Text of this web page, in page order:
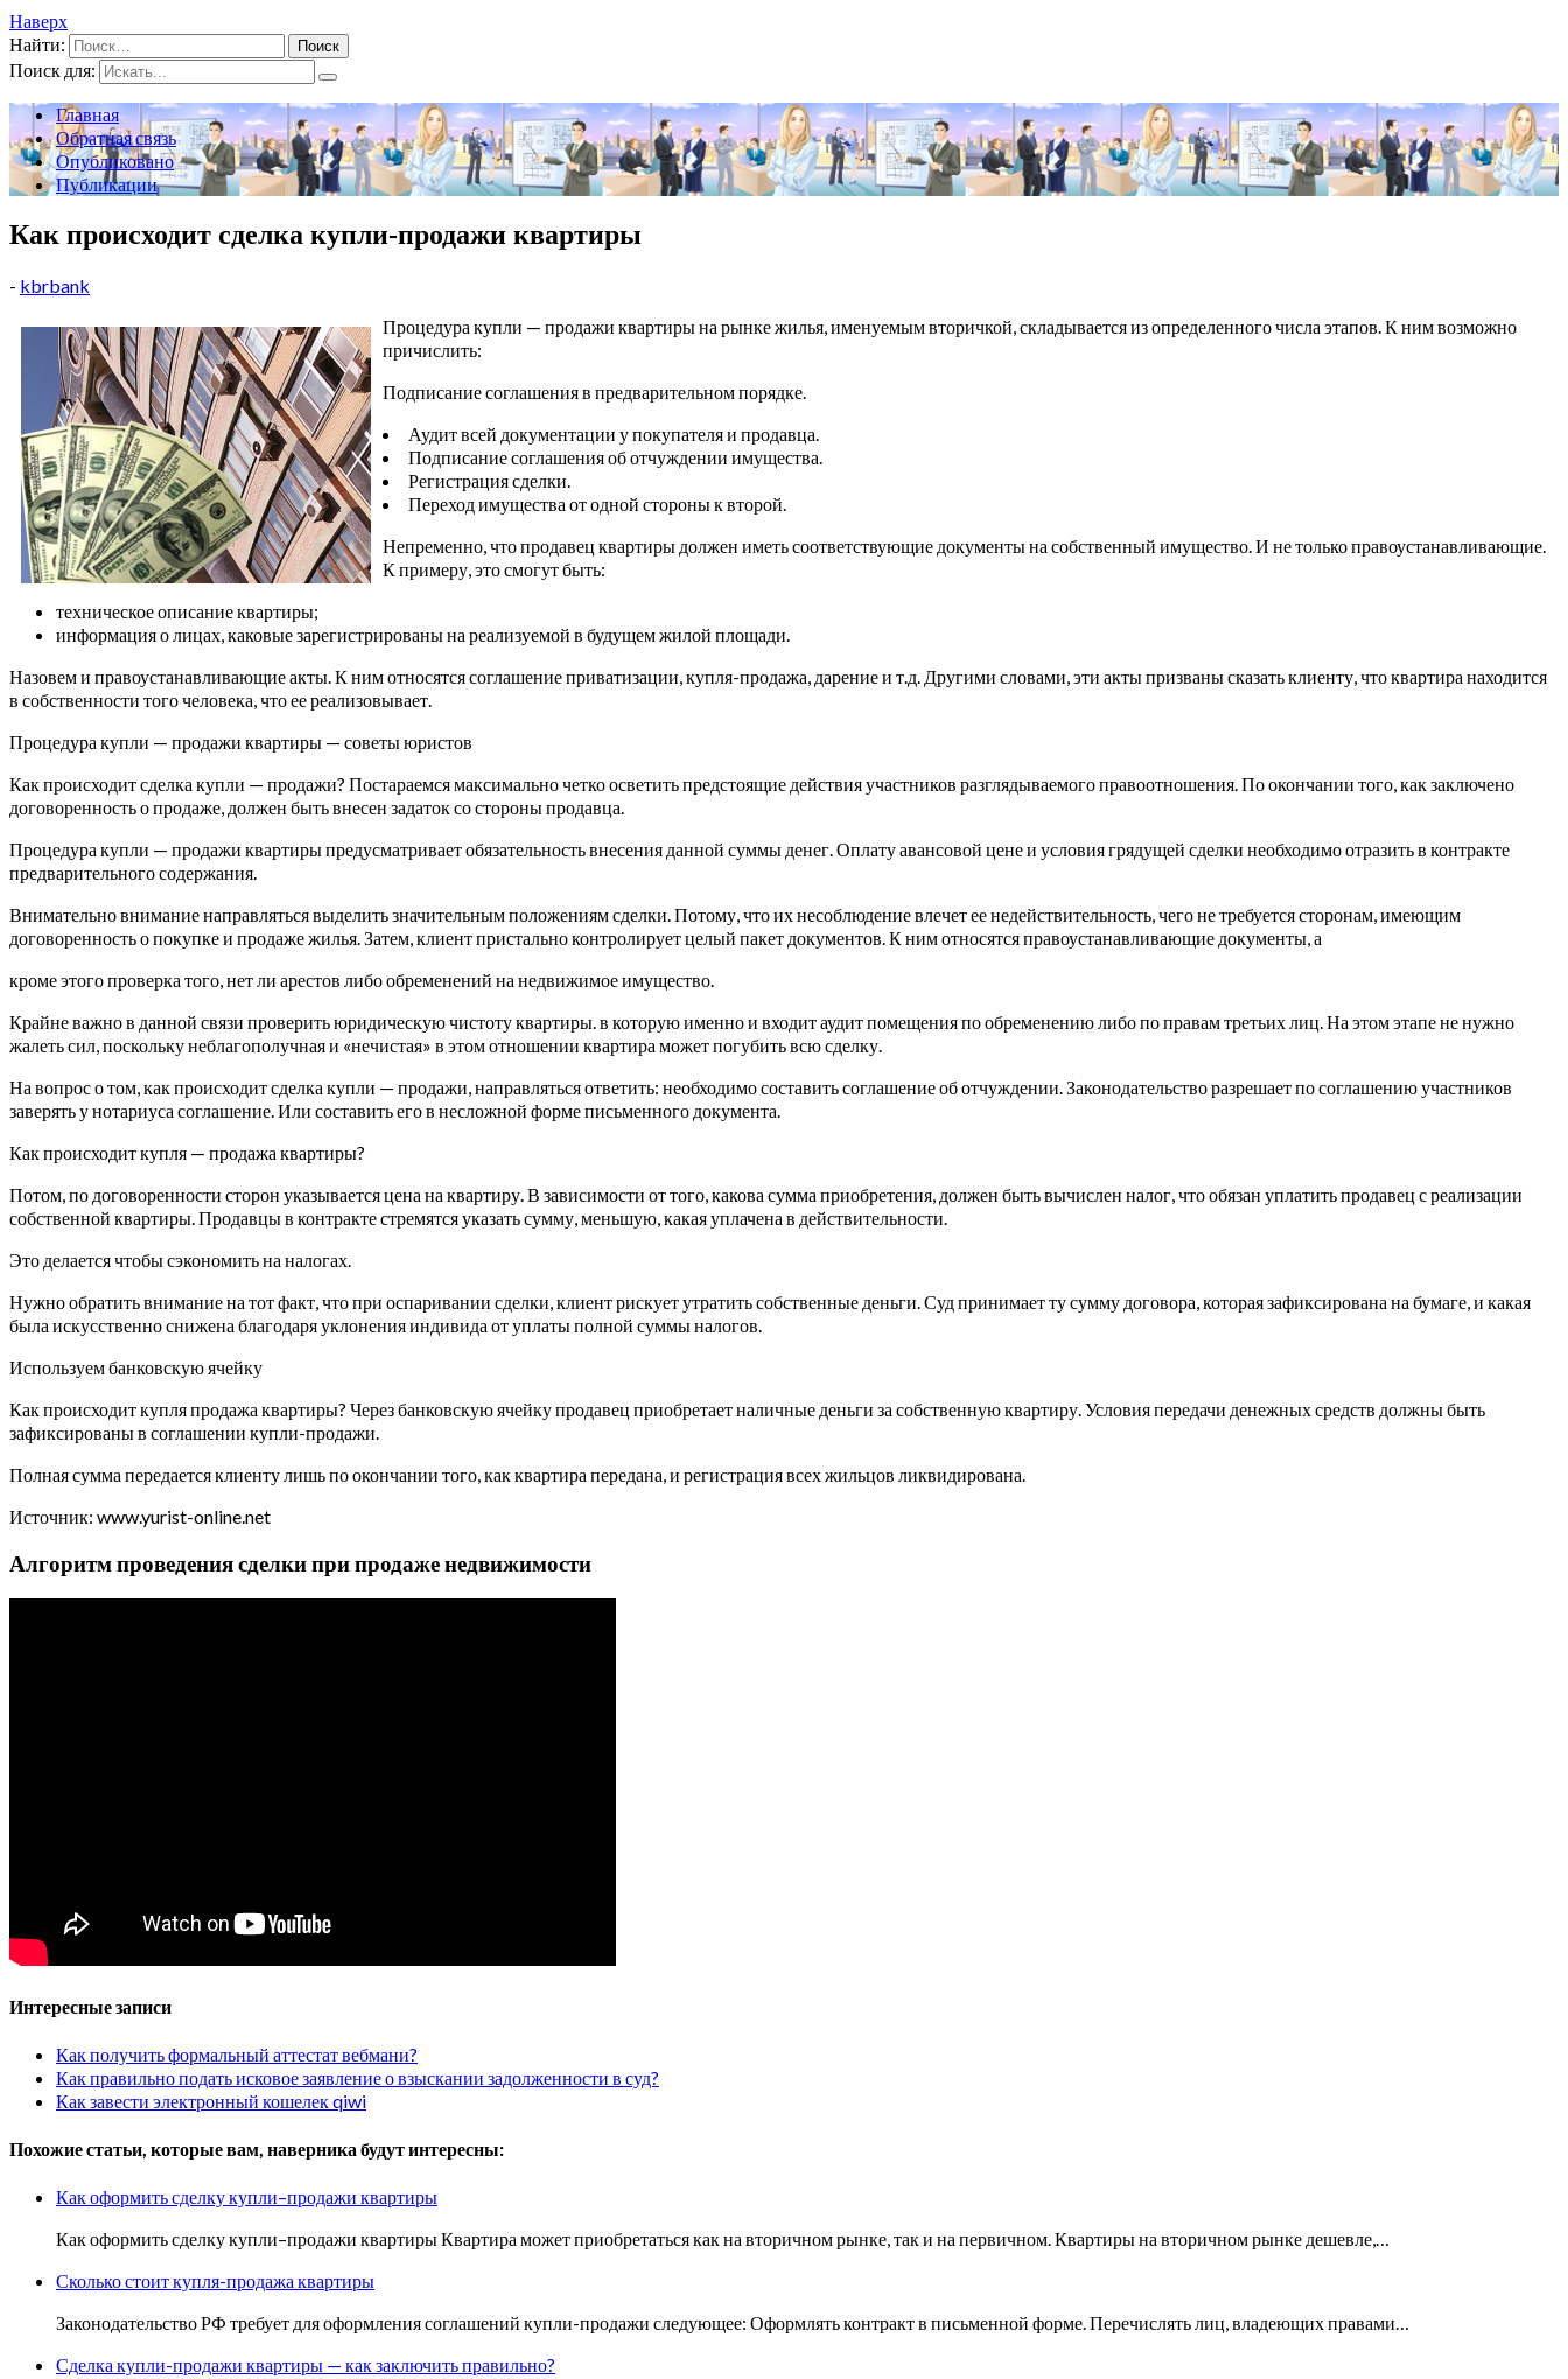
Наверх
Найти:
Поиск для:
Главная
Обратная связь
Опубликовано
Публикации
Как происходит сделка купли-продажи квартиры
- kbrbank
Процедура купли — продажи квартиры на рынке жилья, именуемым вторичкой, складывается из определенного числа этапов. К ним возможно
причислить:
Подписание соглашения в предварительном порядке.
Аудит всей документации у покупателя и продавца.
Подписание соглашения об отчуждении имущества.
Регистрация сделки.
Переход имущества от одной стороны к второй.
Непременно, что продавец квартиры должен иметь соответствующие документы на собственный имущество. И не только правоустанавливающие.
К примеру, это смогут быть:
техническое описание квартиры;
информация о лицах, каковые зарегистрированы на реализуемой в будущем жилой площади.
Назовем и правоустанавливающие акты. К ним относятся соглашение приватизации, купля-продажа, дарение и т.д. Другими словами, эти акты призваны сказать клиенту, что квартира находится
в собственности того человека, что ее реализовывает.
Процедура купли — продажи квартиры — советы юристов
Как происходит сделка купли — продажи? Постараемся максимально четко осветить предстоящие действия участников разглядываемого правоотношения. По окончании того, как заключено
договоренность о продаже, должен быть внесен задаток со стороны продавца.
Процедура купли — продажи квартиры предусматривает обязательность внесения данной суммы денег. Оплату авансовой цене и условия грядущей сделки необходимо отразить в контракте
предварительного содержания.
Внимательно внимание направляться выделить значительным положениям сделки. Потому, что их несоблюдение влечет ее недействительность, чего не требуется сторонам, имеющим
договоренность о покупке и продаже жилья. Затем, клиент пристально контролирует целый пакет документов. К ним относятся правоустанавливающие документы, а
кроме этого проверка того, нет ли арестов либо обременений на недвижимое имущество.
Крайне важно в данной связи проверить юридическую чистоту квартиры. в которую именно и входит аудит помещения по обременению либо по правам третьих лиц. На этом этапе не нужно
жалеть сил, поскольку неблагополучная и «нечистая» в этом отношении квартира может погубить всю сделку.
На вопрос о том, как происходит сделка купли — продажи, направляться ответить: необходимо составить соглашение об отчуждении. Законодательство разрешает по соглашению участников
заверять у нотариуса соглашение. Или составить его в несложной форме письменного документа.
Как происходит купля — продажа квартиры?
Потом, по договоренности сторон указывается цена на квартиру. В зависимости от того, какова сумма приобретения, должен быть вычислен налог, что обязан уплатить продавец с реализации
собственной квартиры. Продавцы в контракте стремятся указать сумму, меньшую, какая уплачена в действительности.
Это делается чтобы сэкономить на налогах.
Нужно обратить внимание на тот факт, что при оспаривании сделки, клиент рискует утратить собственные деньги. Суд принимает ту сумму договора, которая зафиксирована на бумаге, и какая
была искусственно снижена благодаря уклонения индивида от уплаты полной суммы налогов.
Используем банковскую ячейку
Как происходит купля продажа квартиры? Через банковскую ячейку продавец приобретает наличные деньги за собственную квартиру. Условия передачи денежных средств должны быть
зафиксированы в соглашении купли-продажи.
Полная сумма передается клиенту лишь по окончании того, как квартира передана, и регистрация всех жильцов ликвидирована.
Источник: www.yurist-online.net
Алгоритм проведения сделки при продаже недвижимости
Интересные записи
Как получить формальный аттестат вебмани?
Как правильно подать исковое заявление о взыскании задолженности в суд?
Как завести электронный кошелек qiwi
Похожие статьи, которые вам, наверника будут интересны:
Как оформить сделку купли–продажи квартиры
Как оформить сделку купли–продажи квартиры Квартира может приобретаться как на вторичном рынке, так и на первичном. Квартиры на вторичном рынке дешевле,…
Сколько стоит купля-продажа квартиры
Законодательство РФ требует для оформления соглашений купли-продажи следующее: Оформлять контракт в письменной форме. Перечислять лиц, владеющих правами…
Сделка купли-продажи квартиры — как заключить правильно?